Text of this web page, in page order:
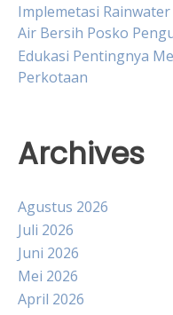
Implemetasi
Air Bersih Posko
Edukasi Pentingnya
Perkotaan
Archives
Agustus 2026
Juli 2026
Juni 2026
Mei 2026
April 2026